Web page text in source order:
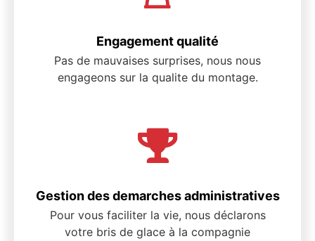
Engagement qualité
Pas de mauvaises surprises, nous nous
engageons sur la qualite du montage.
Gestion des demarches administratives
Pour vous faciliter la vie, nous déclarons
votre bris de glace à la compagnie